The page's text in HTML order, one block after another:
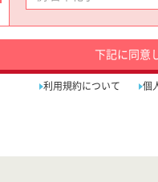
下記に同意
利用規約について 個